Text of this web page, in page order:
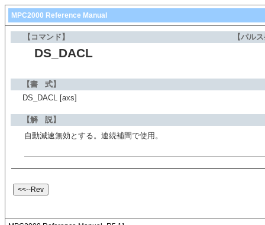
MPC2000 Reference Manual
【コマンド】 【パル
DS_DACL
【書 式】
DS_DACL [axs]
【解 説】
自動減速無効とする。連続補間で使用。